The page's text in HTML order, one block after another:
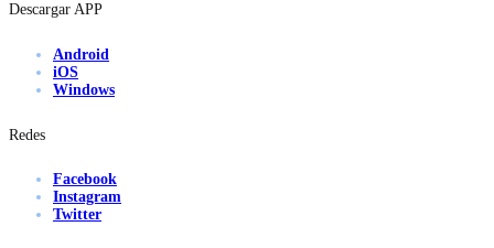
Descargar APP
Android
iOS
Windows
Redes
Facebook
Instagram
Twitter